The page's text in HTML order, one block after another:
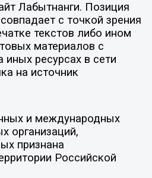
Лабытнанги. Позиция
с точкой зрения
текстов либо ином
материалов с
иных ресурсах в сети
на источник
и международных
организаций,
признана
Российской